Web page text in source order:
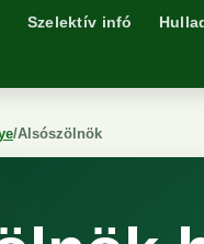
Szelektív infó
/Alsószölnök